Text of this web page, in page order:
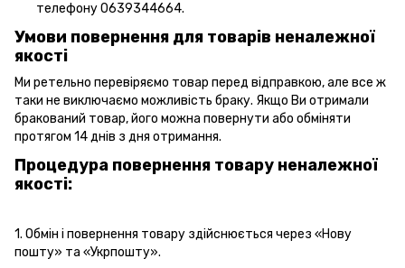
телефону 0639344664.
Умови повернення для товарів неналежної
якості
Ми ретельно перевіряємо товар перед відправкою, але все ж
таки не виключаємо можливість браку. Якщо Ви отримали
бракований товар, його можна повернути або обміняти
протягом 14 днів з дня отримання.
Процедура повернення товару неналежної
якості:
1. Обмін і повернення товару здійснюється через «Нову
пошту» та «Укрпошту».